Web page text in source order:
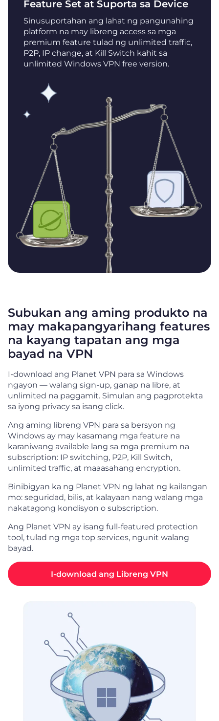
Feature Set at Suporta sa Device
Sinusuportahan ang lahat ng pangunahing
platform na may libreng access sa mga
premium feature tulad ng unlimited traffic,
P2P, IP change, at Kill Switch kahit sa
unlimited Windows VPN free version.
Subukan ang aming produkto na
may makapangyarihang features
na kayang tapatan ang mga
bayad na VPN
I-download ang Planet VPN para sa Windows
ngayon — walang sign-up, ganap na libre, at
unlimited na paggamit. Simulan ang pagprotekta
sa iyong privacy sa isang click.
Ang aming libreng VPN para sa bersyon ng
Windows ay may kasamang mga feature na
karaniwang available lang sa mga premium na
subscription: IP switching, P2P, Kill Switch,
unlimited traffic, at maaasahang encryption.
Binibigyan ka ng Planet VPN ng lahat ng kailangan
mo: seguridad, bilis, at kalayaan nang walang mga
nakatagong kondisyon o subscription.
Ang Planet VPN ay isang full-featured protection
tool, tulad ng mga top services, ngunit walang
bayad.
I-download ang Libreng VPN